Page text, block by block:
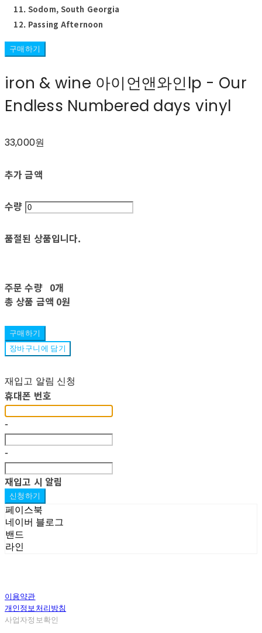
Sodom, South Georgia
Passing Afternoon
구매하기
iron & wine 아이언앤와인lp - Our
Endless Numbered days vinyl
33,000원
추가 금액
수량
품절된 상품입니다.
주문 수량 0개
총 상품 금액 0원
구매하기
장바구니에 담기
재입고 알림 신청
휴대폰 번호
-
-
재입고 시 알림
신청하기
페이스북
네이버 블로그
밴드
라인
이용약관
개인정보처리방침
사업자정보확인